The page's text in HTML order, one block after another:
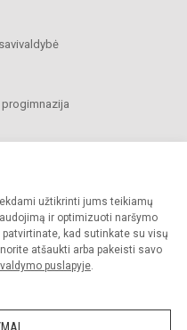
užtikrinti jums teikiamų
ir optimizuoti naršymo
patvirtinate, kad sutinkate su visų
atšaukti arba pakeisti savo
puslapyje.
progimnazija
sutikimo griežtai draudžiama.